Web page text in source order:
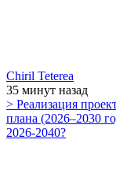
Chiril Teterea
35 минут назад
> Реализация
плана (2026–2030
2026-2040?